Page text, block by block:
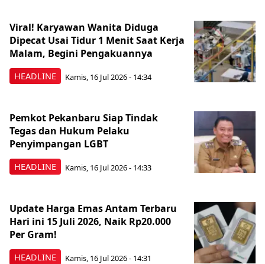
HEADLINE
Viral! Karyawan Wanita Diduga
Dipecat Usai Tidur 1 Menit Saat Kerja
Malam, Begini Pengakuannya
Kamis, 16 Jul 2026 - 14:34
HEADLINE
Pemkot Pekanbaru Siap Tindak
Tegas dan Hukum Pelaku
Penyimpangan LGBT
Kamis, 16 Jul 2026 - 14:33
HEADLINE
Update Harga Emas Antam Terbaru
Hari ini 15 Juli 2026, Naik Rp20.000
Per Gram!
Kamis, 16 Jul 2026 - 14:31